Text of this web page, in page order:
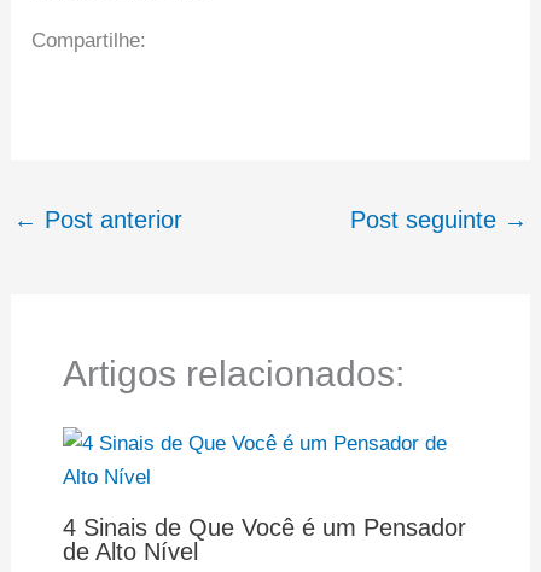
Compartilhe:
← Post anterior Post seguinte →
Artigos relacionados:
4 Sinais de Que Você é um Pensador
de Alto Nível